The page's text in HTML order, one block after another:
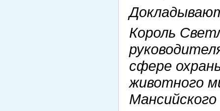
Король
сфере
животного